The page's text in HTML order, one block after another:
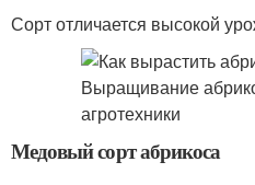
Сорт отличается высокой
Медовый сорт абрикоса